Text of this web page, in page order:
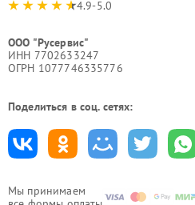
Мы принимаем
4.9-5.0
ООО "Русервис"
ИНН 7702633247
ОГРН 1077746335776
Поделиться в соц. сетях: